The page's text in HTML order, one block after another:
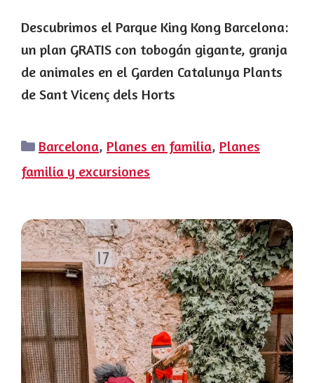
Descubrimos el Parque King Kong Barcelona:
un plan GRATIS con tobogán gigante, granja
de animales en el Garden Catalunya Plants
de Sant Vicenç dels Horts
Categorías
Barcelona, Planes en familia, Planes
familia y excursiones